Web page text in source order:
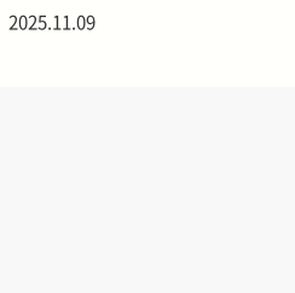
2025.11.09